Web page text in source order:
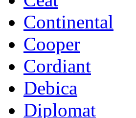
Continental
Cooper
Cordiant
Debica
Diplomat